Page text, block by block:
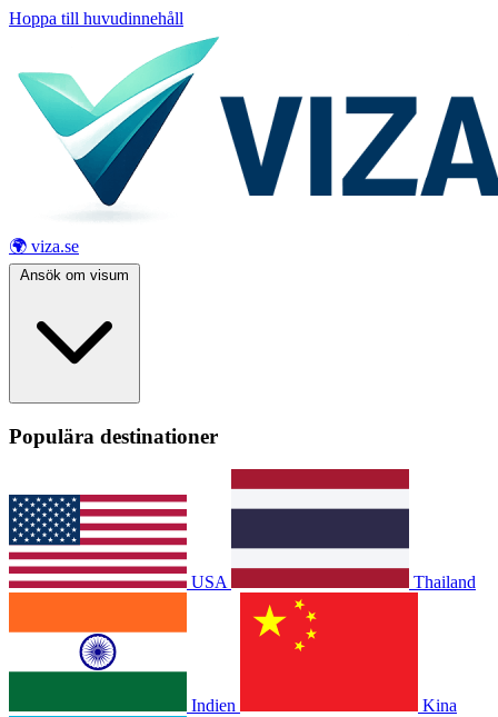
Hoppa till huvudinnehåll
🌍 viza.se
Ansök om visum
Populära destinationer
USA Thailand
Indien Kina